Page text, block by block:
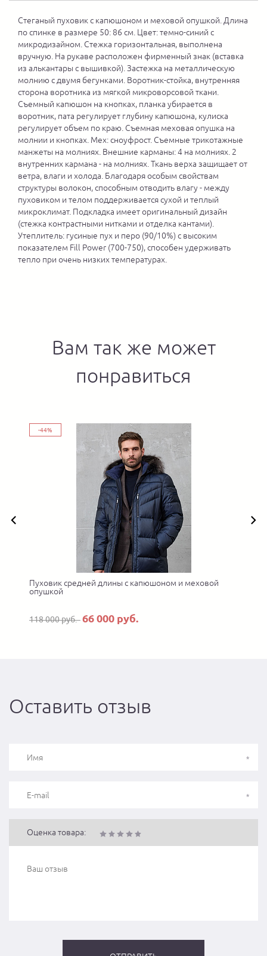
Стеганый пуховик с капюшоном и меховой опушкой. Длина
по спинке в размере 50: 86 см. Цвет: темно-синий с
микродизайном. Стежка горизонтальная, выполнена
вручную. На рукаве расположен фирменный знак (вставка
из алькантары с вышивкой). Застежка на металлическую
молнию с двумя бегунками. Воротник-стойка, внутренняя
сторона воротника из мягкой микроворсовой ткани.
Съемный капюшон на кнопках, планка убирается в
воротник, пата регулирует глубину капюшона, кулиска
регулирует объем по краю. Съемная меховая опушка на
молнии и кнопках. Мех: сноуфрост. Съемные трикотажные
манжеты на молниях. Внешние карманы: 4 на молниях. 2
внутренних кармана - на молниях. Ткань верха защищает от
ветра, влаги и холода. Благодаря особым свойствам
структуры волокон, способным отводить влагу - между
пуховиком и телом поддерживается сухой и теплый
микроклимат. Подкладка имеет оригинальный дизайн
(стежка контрастными нитками и отделка кантами).
Утеплитель: гусиные пух и перо (90/10%) с высоким
показателем Fill Power (700-750), способен удерживать
тепло при очень низких температурах.
Вам так же может
понравиться
-44%
Пуховик средней длины с капюшоном и меховой
опушкой
118 000 руб.66 000 руб.
Оставить отзыв
Оценка товара: